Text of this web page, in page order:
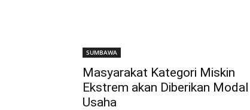
SUMBAWA
Masyarakat Kategori Miskin
Ekstrem akan Diberikan Modal
Usaha